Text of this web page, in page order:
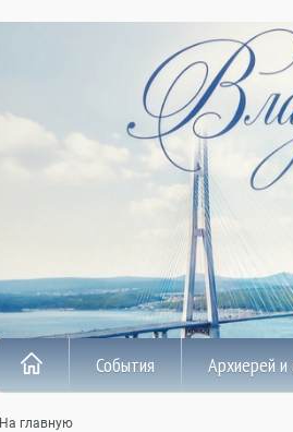
События Архиерей и
На главную